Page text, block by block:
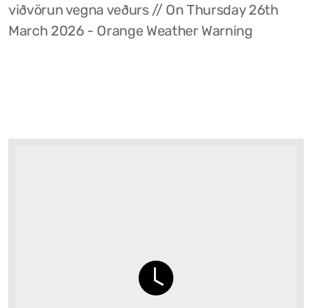
viðvörun vegna veðurs // On Thursday 26th
March 2026 - Orange Weather Warning